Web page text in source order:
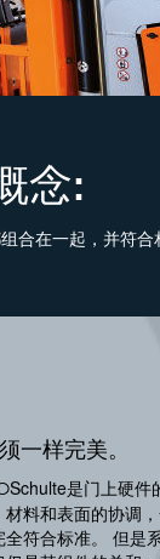
念:
合在一起，并符
一样完美。
Schulte是门上硬件
材料和表面的协调
全符合标准。 但是